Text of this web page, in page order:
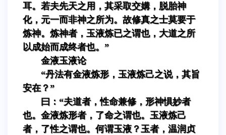
耳。若夫先天之用，其采取交媾，脱胎神
化，元一而非神之所为。故修真之士莫要于
炼神。炼神者，玉液炼已之谓也，大道之所
以成始而成终者也。”
金液玉液论
“丹法有金液炼形，玉液炼己之说，其旨
安在？”
曰：“夫道者，性命兼修，形神惧妙者
也。金液炼形者，了命之谓也。玉液炼己
者，了性之谓也。何谓玉液？玉者，温润贞